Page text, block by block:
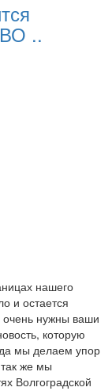
..
нашего
и остается
нужны ваши
которую
мы делаем упор
же мы
Волгоградской